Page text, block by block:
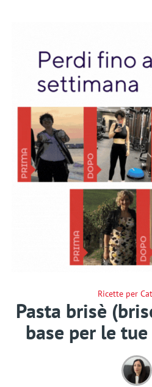
Ricette per
Pasta brisè
base per le